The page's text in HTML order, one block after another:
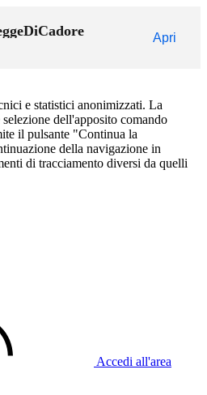
Apri
e statistici anonimizzati. La
dell'apposito comando
il pulsante "Continua la
della navigazione in
di tracciamento diversi da quelli
Accedi all'area